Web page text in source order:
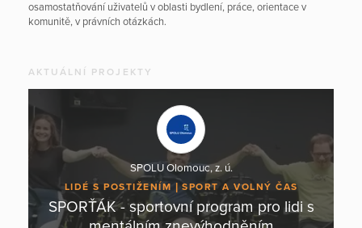
osamostatňování uživatelů v oblasti bydlení, práce, orientace v
komunitě, v právních otázkách.
AKTUÁLNÍ PROJEKTY
SPOLU Olomouc, z. ú.
LIDÉ S POSTIŽENÍM SPORT A VOLNÝ ČAS
SPORŤÁK - sportovní program pro lidi s